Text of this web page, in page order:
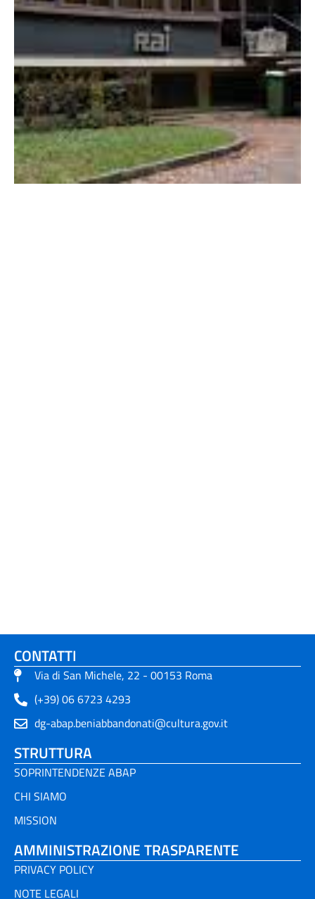
CONTATTI
Via di San Michele, 22 - 00153 Roma
(+39) 06 6723 4293
dg-abap.beniabbandonati@cultura.gov.it
STRUTTURA
SOPRINTENDENZE ABAP
CHI SIAMO
MISSION
AMMINISTRAZIONE TRASPARENTE
PRIVACY POLICY
NOTE LEGALI